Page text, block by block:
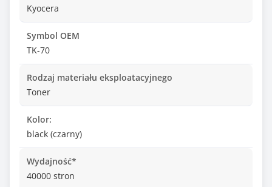
Kyocera
Symbol OEM
TK-70
Rodzaj materiału eksploatacyjnego
Toner
Kolor:
black (czarny)
Wydajność*
40000 stron